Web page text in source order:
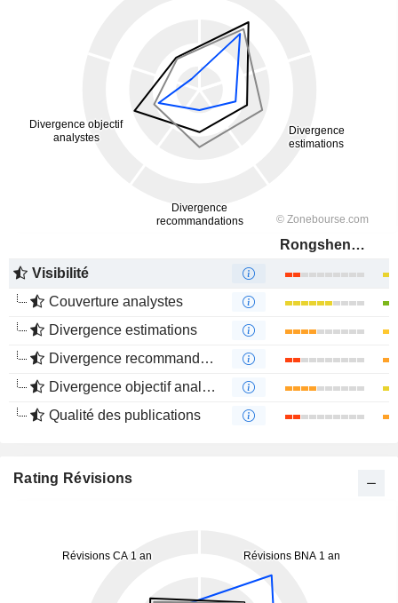
Rongsheng Petrochemical Co., Ltd.
Visibilité
Couverture analystes
Divergence estimations
Divergence recommandations analystes
Divergence objectif analystes
Qualité des publications
Rating Révisions